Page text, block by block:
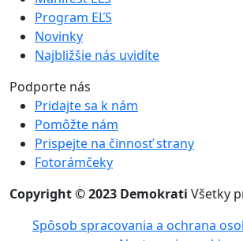
Podporte nás
Pridajte sa k nám
Pomôžte nám
Prispejte na činnosť strany
Fotorámčeky
Copyright © 2023 Demokrati
Spôsob spracovania a ochrana